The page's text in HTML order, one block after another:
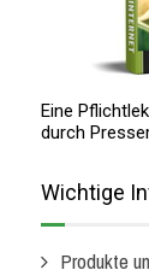
Eine
durch
Wichtige
Produkte